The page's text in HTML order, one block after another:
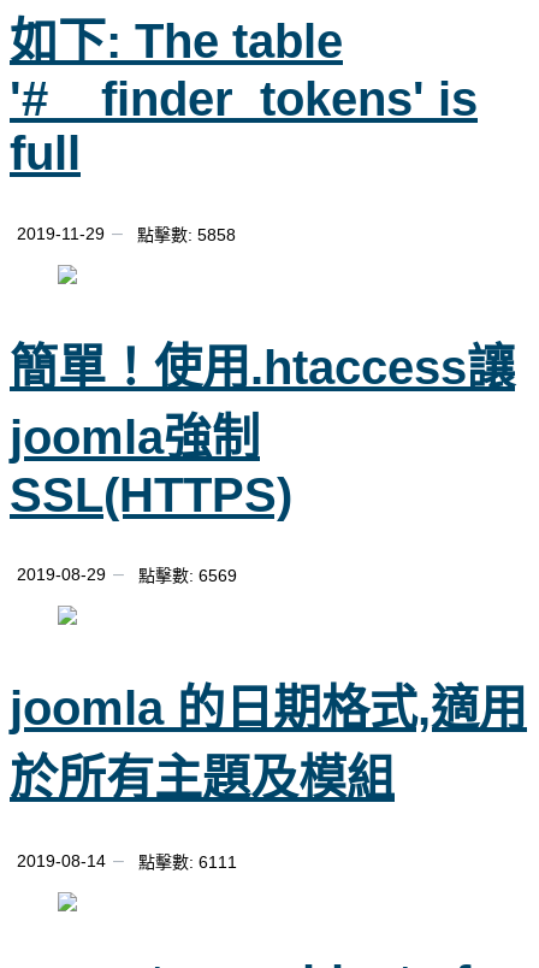
如下: The table
'#__finder_tokens' is
full
2019-11-29 點擊數: 5858
簡單！使用.htaccess讓
joomla強制
SSL(HTTPS)
2019-08-29 點擊數: 6569
joomla 的日期格式,適用
於所有主題及模組
2019-08-14 點擊數: 6111